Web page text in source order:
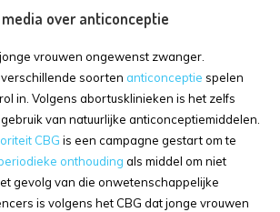
over anticonceptie
vrouwen ongewenst zwanger.
soorten anticonceptie spelen
in. Volgens abortusklinieken is het zelfs
van natuurlijke anticonceptiemiddelen.
CBG is een campagne gestart om te
onthouding als middel om niet
gevolg van die onwetenschappelijke
is volgens het CBG dat jonge vrouwen